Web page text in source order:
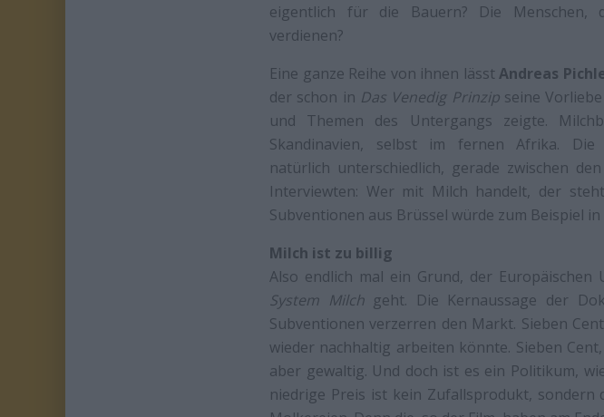
eigentlich für die Bauern? Die Menschen,
verdienen?
Eine ganze Reihe von ihnen lässtAndreas
der schon in Das Venedig Prinzipseine
und Themen des Untergangs zeigte.
Skandinavien, selbst im fernen Afrika. Die
natürlich unterschiedlich, gerade zwischen
Interviewten: Wer mit Milch handelt, der
Subventionen aus Brüssel würde zum Beispiel
Milch ist zu billig
Also endlich mal ein Grund, der
System Milchgeht. Die Kernaussage der
Subventionen verzerren den Markt. Sieben
wieder nachhaltig arbeiten könnte. Sieben
aber gewaltig. Und doch ist es ein Politikum,
niedrige Preis ist kein Zufallsprodukt,